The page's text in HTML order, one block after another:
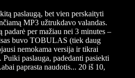
paslaugą, bet vien perskaityti
MP3 užtrukdavo valandas.
padarė per mažiau nei 3 minutes –
buvo TOBULAS (tiek daug
nemokama versija ir tikrai
paslauga, padedanti pasiekti
paprasta naudotis... 20 iš 10,